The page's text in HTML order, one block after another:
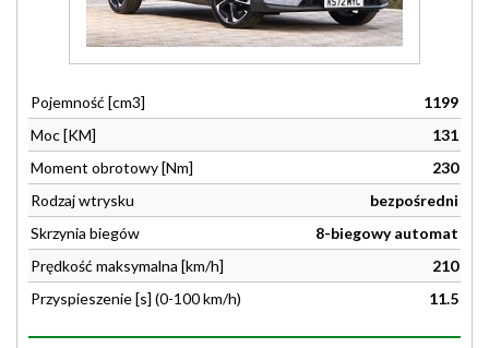
Pojemność [cm3]
1199
Moc [KM]
131
Moment obrotowy [Nm]
230
Rodzaj wtrysku
bezpośredni
Skrzynia biegów
8-biegowy automat
Prędkość maksymalna [km/h]
210
Przyspieszenie [s] (0-100 km/h)
11.5